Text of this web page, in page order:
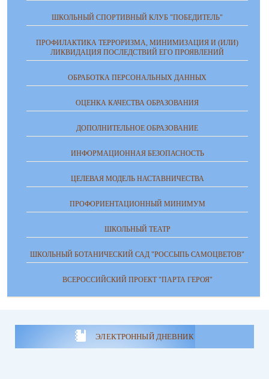
ШКОЛЬНЫЙ СПОРТИВНЫЙ КЛУБ "ПОБЕДИТЕЛЬ"
ПРОФИЛАКТИКА ТЕРРОРИЗМА, МИНИМИЗАЦИЯ И (ИЛИ)
ЛИКВИДАЦИЯ ПОСЛЕДСТВИЙ ЕГО ПРОЯВЛЕНИЙ
ОБРАБОТКА ПЕРСОНАЛЬНЫХ ДАННЫХ
ОЦЕНКА КАЧЕСТВА ОБРАЗОВАНИЯ
ДОПОЛНИТЕЛЬНОЕ ОБРАЗОВАНИЕ
ИНФОРМАЦИОННАЯ БЕЗОПАСНОСТЬ
ЦЕЛЕВАЯ МОДЕЛЬ НАСТАВНИЧЕСТВА
ПРОФОРИЕНТАЦИОННЫЙ МИНИМУМ
ШКОЛЬНЫЙ ТЕАТР
ШКОЛЬНЫЙ БОТАНИЧЕСКИЙ САД "РОССЫПЬ САМОЦВЕТОВ"
ВСЕРОССИЙСКИЙ ПРОЕКТ "ПАРТА ГЕРОЯ"
ЭЛЕКТРОННЫЙ ДНЕВНИК